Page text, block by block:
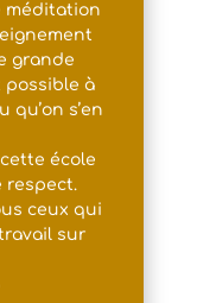
méditation
grande
possible à
s’en
école
respect.
ceux qui
sur